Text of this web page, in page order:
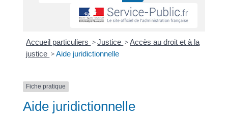
Accueil particuliers >Justice >Accès au droit et à la
justice >Aide juridictionnelle
Fiche pratique
Aide juridictionnelle